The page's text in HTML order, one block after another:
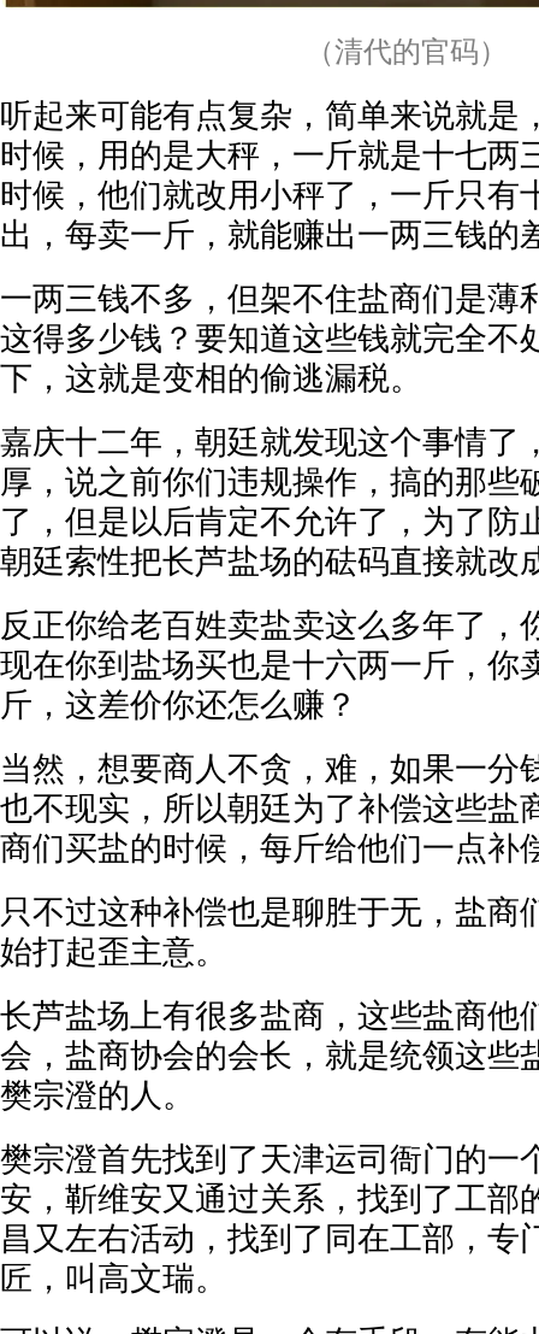
（清代的官码）
听起来可能有点复杂，简单来说就是
时候，用的是大秤，一斤就是十七两
时候，他们就改用小秤了，一斤只有
出，每卖一斤，就能赚出一两三钱的
一两三钱不多，但架不住盐商们是薄
这得多少钱？要知道这些钱就完全不
下，这就是变相的偷逃漏税。
嘉庆十二年，朝廷就发现这个事情了
厚，说之前你们违规操作，搞的那些
了，但是以后肯定不允许了，为了防
朝廷索性把长芦盐场的砝码直接就改
反正你给老百姓卖盐卖这么多年了，
现在你到盐场买也是十六两一斤，你
斤，这差价你还怎么赚？
当然，想要商人不贪，难，如果一分
也不现实，所以朝廷为了补偿这些盐
商们买盐的时候，每斤给他们一点补
只不过这种补偿也是聊胜于无，盐商
始打起歪主意。
长芦盐场上有很多盐商，这些盐商他
会，盐商协会的会长，就是统领这些
樊宗澄的人。
樊宗澄首先找到了天津运司衙门的一
安，靳维安又通过关系，找到了工部
昌又左右活动，找到了同在工部，专
匠，叫高文瑞。